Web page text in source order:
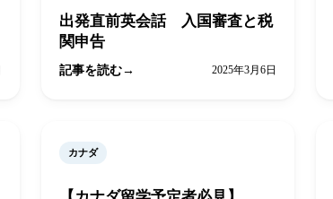
出発直前英会話 入国審査と税
関申告
記事を読む 2025年3月6日
カナダ